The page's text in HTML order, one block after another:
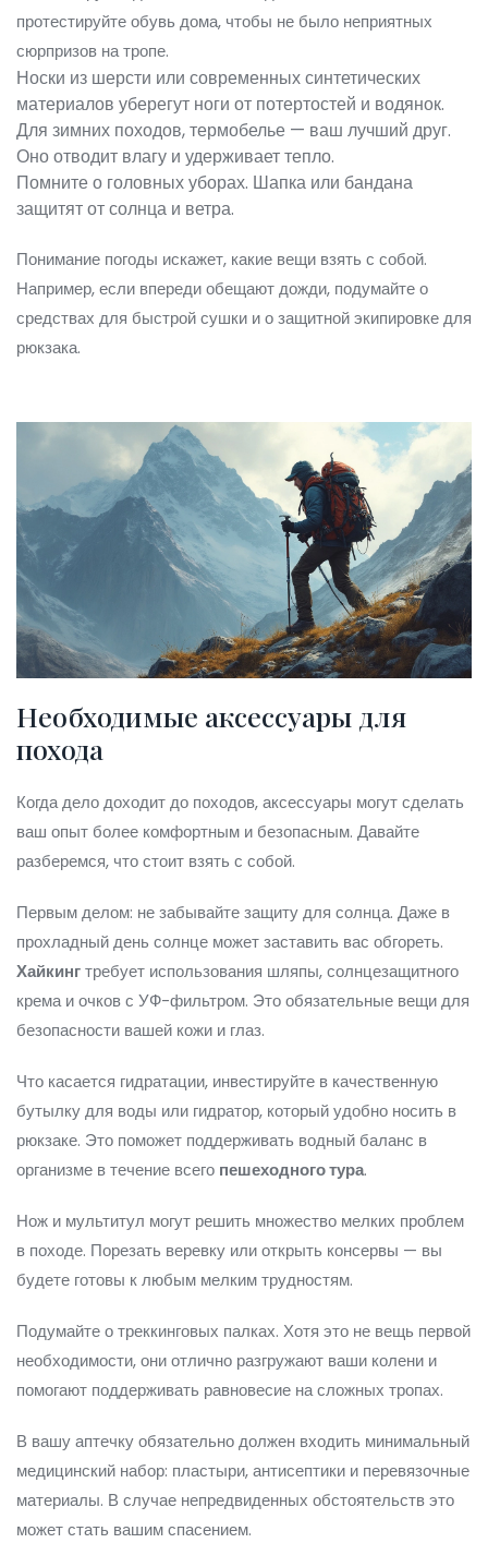
протестируйте обувь дома, чтобы не было неприятных
сюрпризов на тропе.
Носки из шерсти или современных синтетических
материалов уберегут ноги от потертостей и водянок.
Для зимних походов, термобелье — ваш лучший друг.
Оно отводит влагу и удерживает тепло.
Помните о головных уборах. Шапка или бандана
защитят от солнца и ветра.
Понимание погоды искажет, какие вещи взять с собой.
Например, если впереди обещают дожди, подумайте о
средствах для быстрой сушки и о защитной экипировке для
рюкзака.
Необходимые аксессуары для
похода
Когда дело доходит до походов, аксессуары могут сделать
ваш опыт более комфортным и безопасным. Давайте
разберемся, что стоит взять с собой.
Первым делом: не забывайте защиту для солнца. Даже в
прохладный день солнце может заставить вас обгореть.
Хайкингтребует использования шляпы, солнцезащитного
крема и очков с УФ-фильтром. Это обязательные вещи для
безопасности вашей кожи и глаз.
Что касается гидратации, инвестируйте в качественную
бутылку для воды или гидратор, который удобно носить в
рюкзаке. Это поможет поддерживать водный баланс в
организме в течение всего пешеходного тура.
Нож и мультитул могут решить множество мелких проблем
в походе. Порезать веревку или открыть консервы — вы
будете готовы к любым мелким трудностям.
Подумайте о треккинговых палках. Хотя это не вещь первой
необходимости, они отлично разгружают ваши колени и
помогают поддерживать равновесие на сложных тропах.
В вашу аптечку обязательно должен входить минимальный
медицинский набор: пластыри, антисептики и перевязочные
материалы. В случае непредвиденных обстоятельств это
может стать вашим спасением.